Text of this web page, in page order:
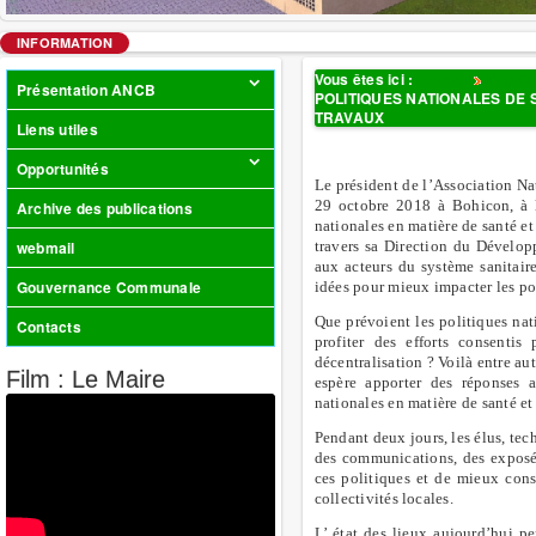
INFORMATION
Présentation ANCB
Liens utiles
Opportunités
Archive des publications
webmail
Gouvernance Communale
Contacts
Film : Le Maire
Vous êtes ici :
POLITIQUES NATIONALES DE
TRAVAUX
Le président de l’Association
29 octobre 2018 à Bohicon, à
nationales en matière de santé
travers sa Direction du
aux acteurs du système
idées pour mieux impacter les
Que prévoient les politiques
profiter des efforts consentis
décentralisation ? Voilà entre
espère apporter des
nationales en matière de santé
Pendant deux jours, les élus,
des communications, des
ces politiques et de mieux
collectivités locales.